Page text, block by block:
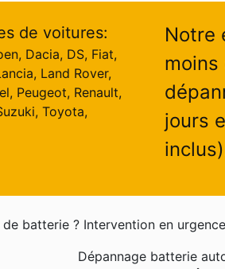
de voitures:
Dacia, DS, Fiat,
Land Rover,
Peugeot, Renault,
Toyota,
Notre
jours
de batterie ? Intervention en
Dépannage batterie